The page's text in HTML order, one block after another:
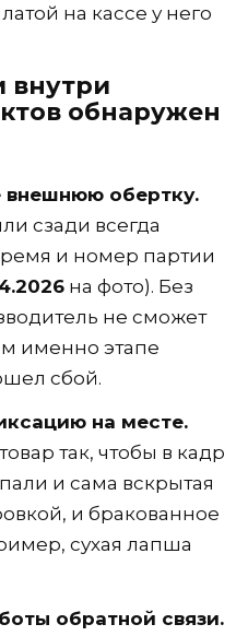
на кассе у него
внутри
обнаружен
внешнюю обертку.
сзади всегда
и номер партии
на фото). Без
не сможет
именно этапе
сбой.
на месте.
так, чтобы в кадр
и сама вскрытая
и бракованное
сухая лапша
обратной связи.